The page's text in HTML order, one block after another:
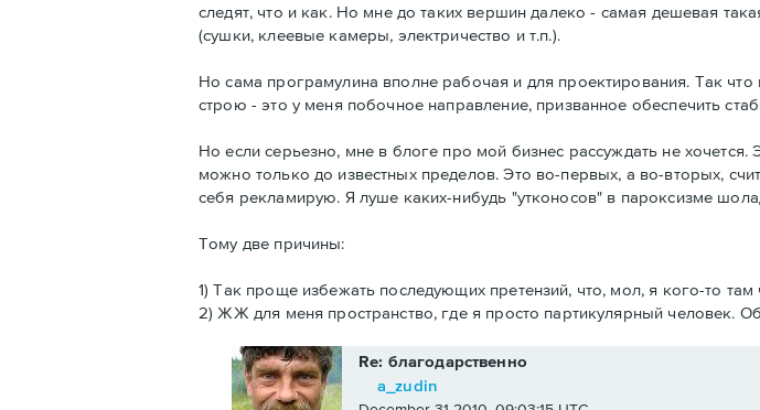
следят, что и как. Но мне до таких вершин далеко - самая дешевая
(сушки, клеевые камеры, электричество и т.п.).
Но сама програмулина вполне рабочая и для проектирования. Так
строю - это у меня побочное направление, призванное обеспечить
Но если серьезно, мне в блоге про мой бизнес рассуждать не
можно только до известных пределов. Это во-первых, а во-вторых,
себя рекламирую. Я луше каких-нибудь "утконосов" в пароксизме
Тому две причины:
1) Так проще избежать последующих претензий, что, мол, я кого-то там
2) ЖЖ для меня пространство, где я просто партикулярный человек.
Re: благодарственно
a_zudin